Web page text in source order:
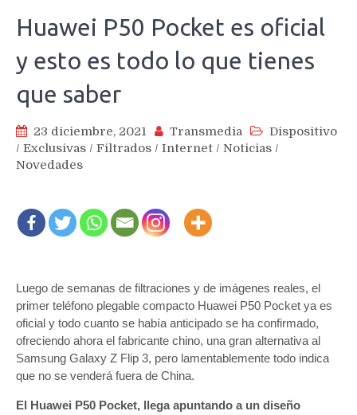
Huawei P50 Pocket es oficial
y esto es todo lo que tienes
que saber
23 diciembre, 2021 Transmedia
Dispositivo
/ Exclusivas / Filtrados / Internet / Noticias /
Novedades
Luego de semanas de filtraciones y de imágenes reales, el
primer teléfono plegable compacto Huawei P50 Pocket ya es
oficial y todo cuanto se había anticipado se ha confirmado,
ofreciendo ahora el fabricante chino, una gran alternativa al
Samsung Galaxy Z Flip 3, pero lamentablemente todo indica
que no se venderá fuera de China.
El Huawei P50 Pocket, llega apuntando a un diseño